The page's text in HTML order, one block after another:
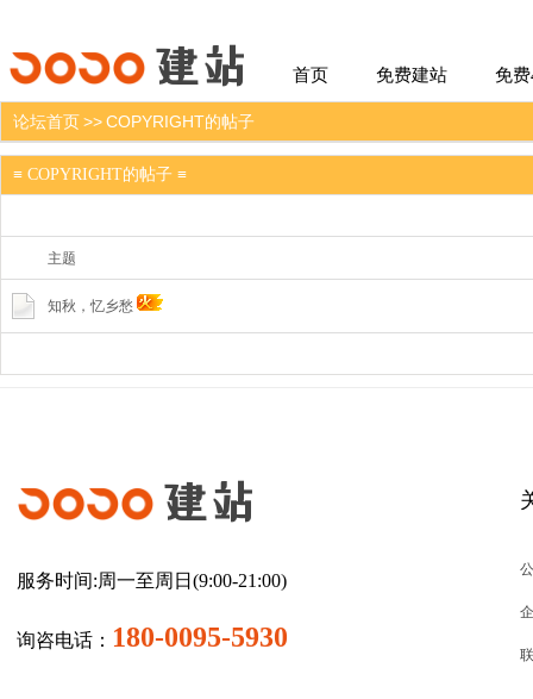
建站 首页 免费建站 免
论坛首页>>COPYRIGHT的帖子
≡ COPYRIGHT的帖子 ≡
主题
知秋，忆乡愁
服务时间:周一至周日(9:00-21:00)
建站
询咨电话： 180-0095-5930